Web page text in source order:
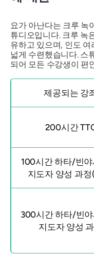
요가 아난다는 크루 녹
튜디오입니다. 크루 녹
유하고 있으며, 인도
넓게 수련했습니다. 스
되어 모든 수강생이 편
제공되는 강
200시간
100시간 하타/빈
지도자 양성 과정
300시간 하타/빈
지도자 양성